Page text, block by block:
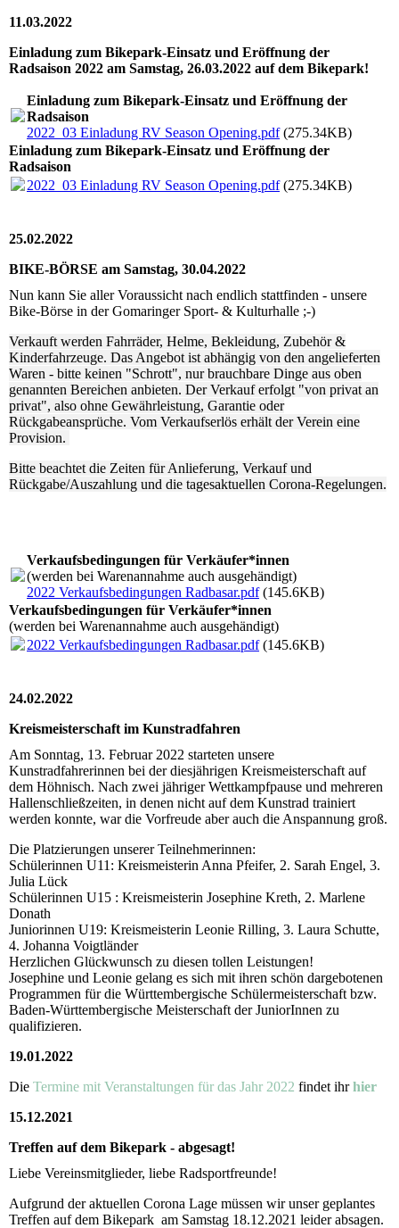
11.03.2022
Einladung zum Bikepark-Einsatz und Eröffnung der
Radsaison 2022 am Samstag, 26.03.2022 auf dem Bikepark!
Einladung zum Bikepark-Einsatz und Eröffnung der
Radsaison
2022_03 Einladung RV Season Opening.pdf(275.34KB)
Einladung zum Bikepark-Einsatz und Eröffnung der
Radsaison
2022_03 Einladung RV Season Opening.pdf(275.34KB)
25.02.2022
BIKE-BÖRSE am Samstag, 30.04.2022
Nun kann Sie aller Voraussicht nach endlich stattfinden - unsere
Bike-Börse in der Gomaringer Sport- & Kulturhalle ;-)
Verkauft werden Fahrräder, Helme, Bekleidung, Zubehör &
Kinderfahrzeuge. Das Angebot ist abhängig von den angelieferten
Waren - bitte keinen "Schrott", nur brauchbare Dinge aus oben
genannten Bereichen anbieten. Der Verkauf erfolgt "von privat an
privat", also ohne Gewährleistung, Garantie oder
Rückgabeansprüche. Vom Verkaufserlös erhält der Verein eine
Provision.
Bitte beachtet die Zeiten für Anlieferung, Verkauf und
Rückgabe/Auszahlung und die tagesaktuellen Corona-Regelungen.
Verkaufsbedingungen für Verkäufer*innen
(werden bei Warenannahme auch ausgehändigt)
2022 Verkaufsbedingungen Radbasar.pdf(145.6KB)
Verkaufsbedingungen für Verkäufer*innen
(werden bei Warenannahme auch ausgehändigt)
2022 Verkaufsbedingungen Radbasar.pdf(145.6KB)
24.02.2022
Kreismeisterschaft im Kunstradfahren
Am Sonntag, 13. Februar 2022 starteten unsere
Kunstradfahrerinnen bei der diesjährigen Kreismeisterschaft auf
dem Höhnisch. Nach zwei jähriger Wettkampfpause und mehreren
Hallenschließzeiten, in denen nicht auf dem Kunstrad trainiert
werden konnte, war die Vorfreude aber auch die Anspannung groß.
Die Platzierungen unserer Teilnehmerinnen:
Schülerinnen U11: Kreismeisterin Anna Pfeifer, 2. Sarah Engel, 3.
Julia Lück
Schülerinnen U15 : Kreismeisterin Josephine Kreth, 2. Marlene
Donath
Juniorinnen U19: Kreismeisterin Leonie Rilling, 3. Laura Schutte,
4. Johanna Voigtländer
Herzlichen Glückwunsch zu diesen tollen Leistungen!
Josephine und Leonie gelang es sich mit ihren schön dargebotenen
Programmen für die Württembergische Schülermeisterschaft bzw.
Baden-Württembergische Meisterschaft der JuniorInnen zu
qualifizieren.
19.01.2022
Die Termine mit Veranstaltungen für das Jahr 2022 findet ihrhier
15.12.2021
Treffen auf dem Bikepark - abgesagt!
Liebe Vereinsmitglieder, liebe Radsportfreunde!
Aufgrund der aktuellen Corona Lage müssen wir unser geplantes
Treffen auf dem Bikepark am Samstag 18.12.2021 leider absagen.